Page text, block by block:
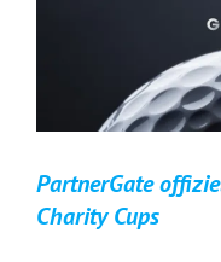
PartnerGate
Charity Cups